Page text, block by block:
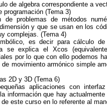
de algebra correspondiente a
programación (Tema 3)
de problemas de métodos
y que se usan en los
complejas. (Tema 4)
es decir para cálculo de
se explica el Xcos
por lo que con ello podemos
movimiento armónico simple
2D y 3D (Tema 6)
aplicaciones con
información que hay
este curso en lo referente al